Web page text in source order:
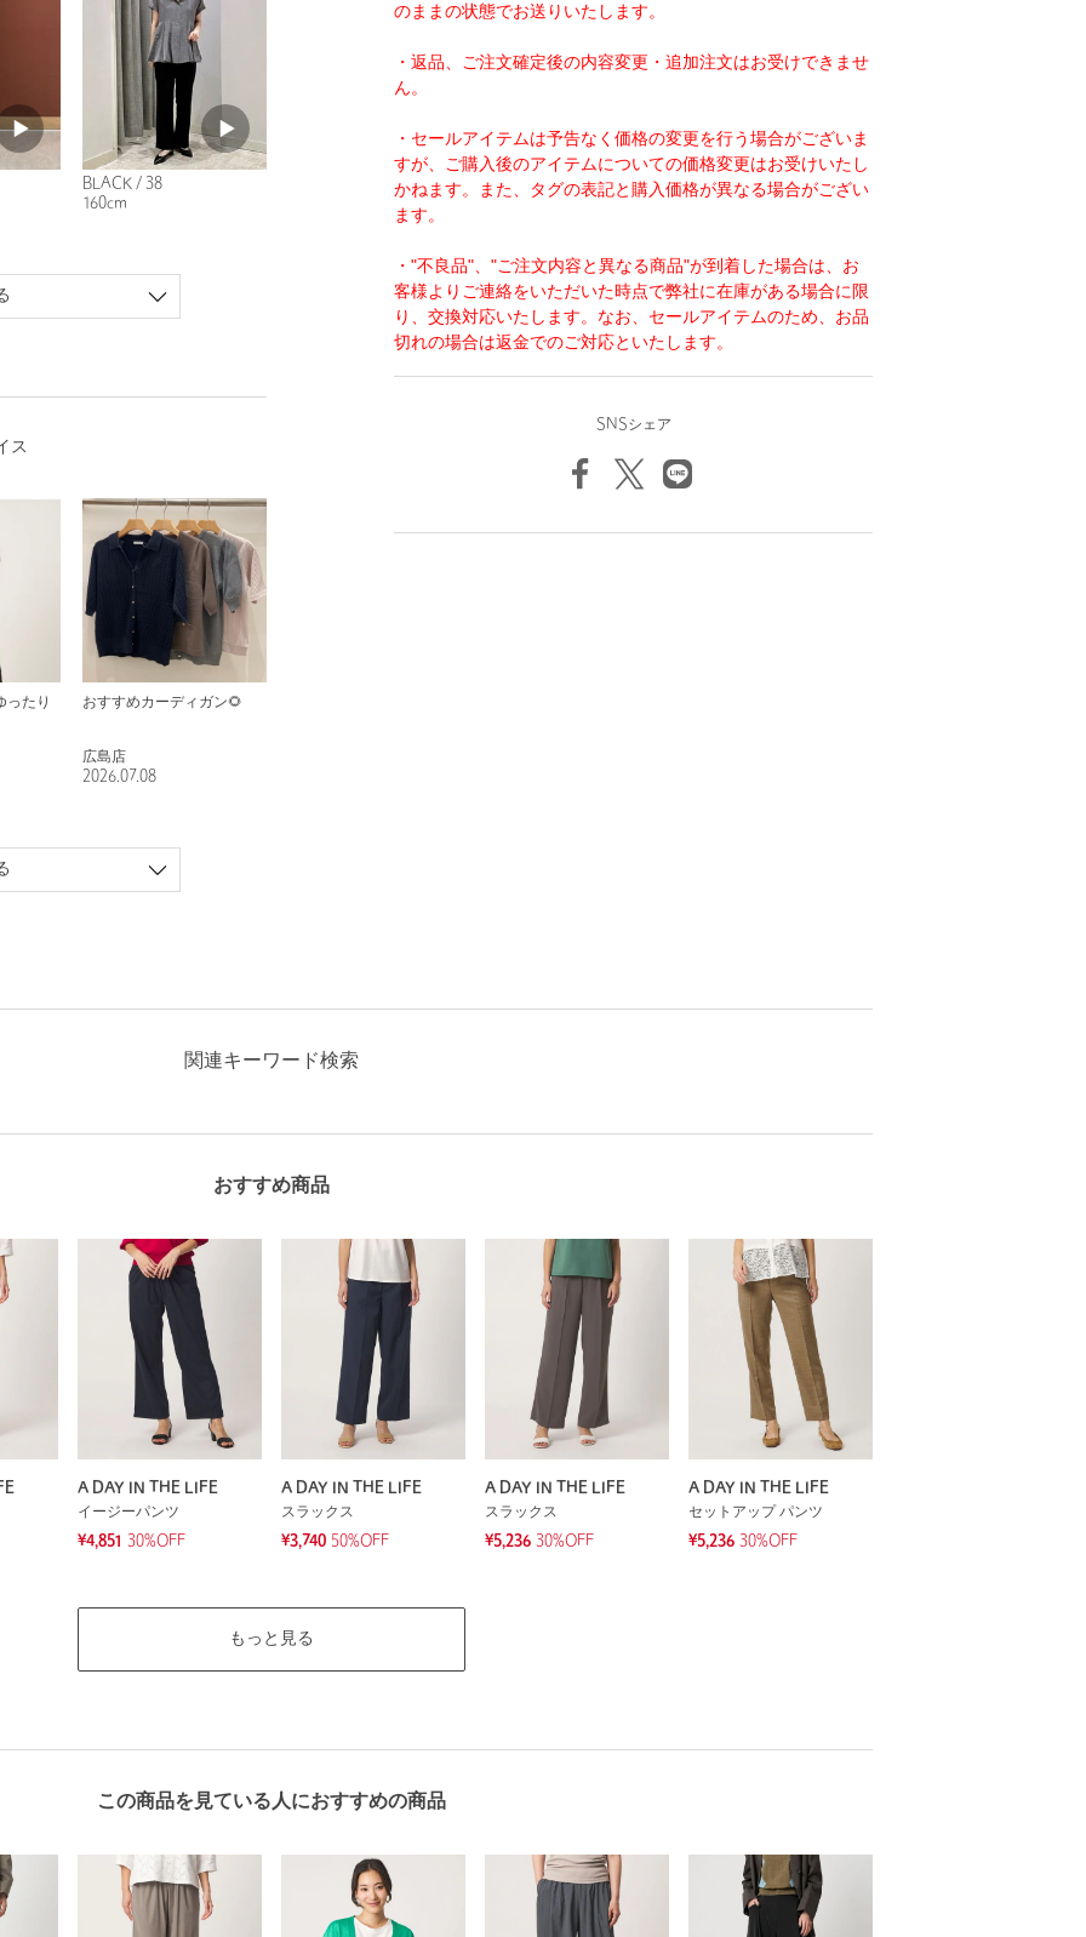
のままの状態でお送りいたします。
・返品、ご注文確定後の内容変更・追加注文はお受けできませ
ん。
・セールアイテムは予告なく価格の変更を行う場合がございま
すが、ご購入後のアイテムについての価格変更はお受けいたし
かねます。また、タグの表記と購入価格が異なる場合がござい
ます。
・"不良品"、"ご注文内容と異なる商品"が到着した場合は、お
客様よりご連絡をいただいた時点で弊社に在庫がある場合に限
り、交換対応いたします。なお、セールアイテムのため、お品
切れの場合は返金でのご対応といたします。
SNSシェア
BLACK / 38
160cm
ス
ったり おすすめカーディガン🌻
広島店
2026.07.08
関連キーワード検索
おすすめ商品
A DAY IN THE LIFE
イージーパンツ
¥4,851
30%OFF
A DAY IN THE LIFE
スラックス
¥3,740 50%OFF
A DAY IN THE LIFE
スラックス
¥5,236 30%OFF
A DAY IN THE LIFE
セットアップ パンツ
¥5,236 30%OFF
もっと見る
この商品を見ている人におすすめの商品